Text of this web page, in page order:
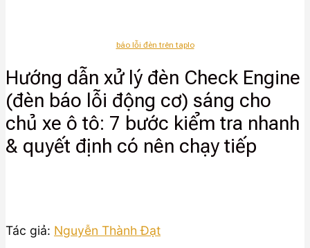
báo lỗi đèn trên taplo
Hướng dẫn xử lý đèn Check Engine
(đèn báo lỗi động cơ) sáng cho
chủ xe ô tô: 7 bước kiểm tra nhanh
& quyết định có nên chạy tiếp
Tác giả: Nguyễn Thành Đạt